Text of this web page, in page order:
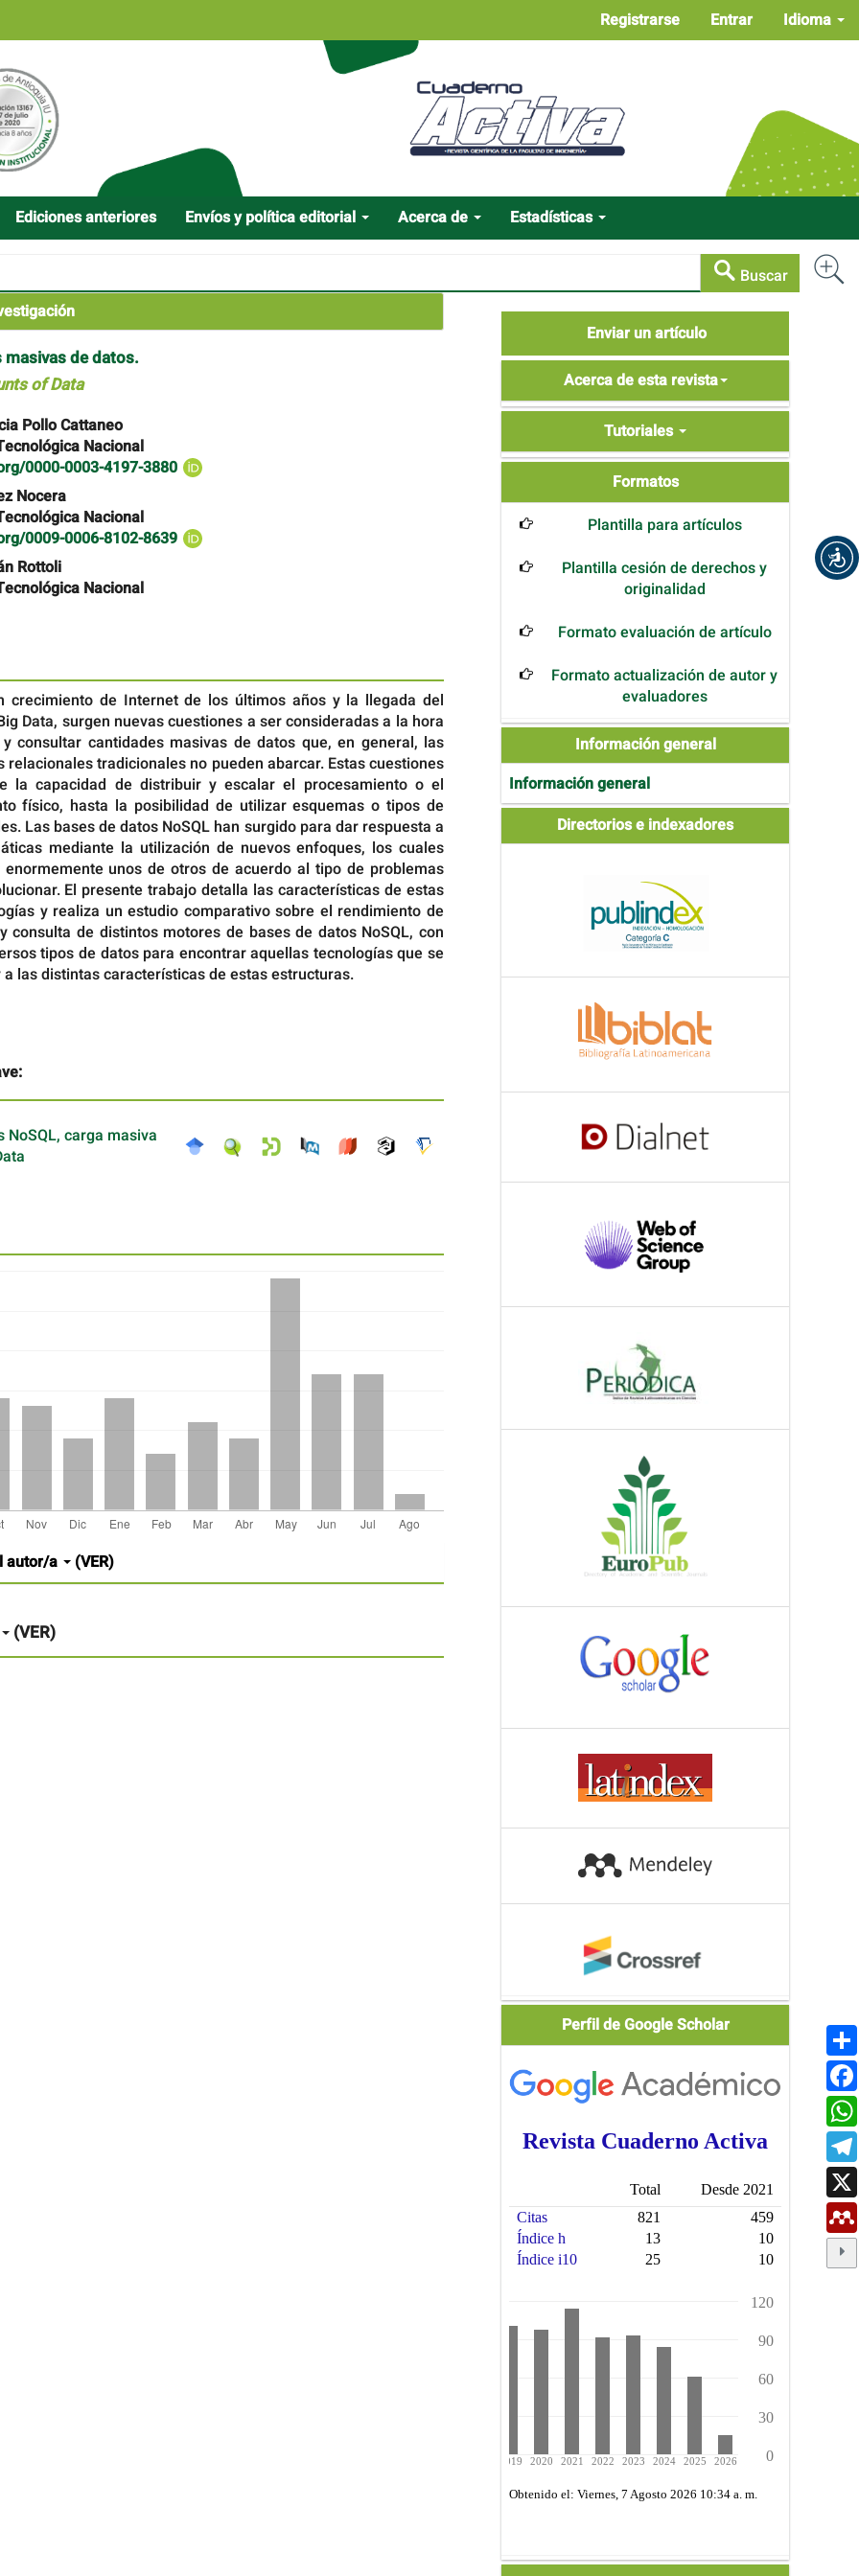
Idioma
Registrarse Entrar
Ediciones anteriores Envíos y política editorial Acerca de Estadísticas
Buscar
masivas de datos.
of Data
Pollo Cattaneo
Nacional
0000-0003-4197-3880
Nocera
Nacional
0009-0006-8102-8639
Rottoli
Nacional
crecimiento de Internet de los últimos años y la llegada del
Data, surgen nuevas cuestiones a ser consideradas a la hora
consultar cantidades masivas de datos que, en general, las
relacionales tradicionales no pueden abarcar. Estas cuestiones
la capacidad de distribuir y escalar el procesamiento o el
físico, hasta la posibilidad de utilizar esquemas o tipos de
Las bases de datos NoSQL han surgido para dar respuesta a
mediante la utilización de nuevos enfoques, los cuales
unos de otros de acuerdo al tipo de problemas
El presente trabajo detalla las características de estas
y realiza un estudio comparativo sobre el rendimiento de
consulta de distintos motores de bases de datos NoSQL, con
tipos de datos para encontrar aquellas tecnologías que se
las distintas características de estas estructuras.
NoSQL, carga masiva
autor/a (VER)
(VER)
un
artículo
Enviar un artículo
Acerca de esta revista
Tutoriales
Formatos
Plantilla para artículos
Plantilla cesión de derechos y
originalidad
Formato evaluación de artículo
Formato actualización de autor y
evaluadores
Información general
Información general
Directories
and
Directorios e indexadores
ScholarPerfil de Google Scholar